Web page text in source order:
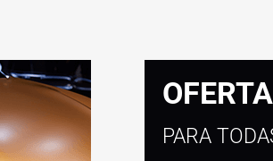
OFERTA
PARA